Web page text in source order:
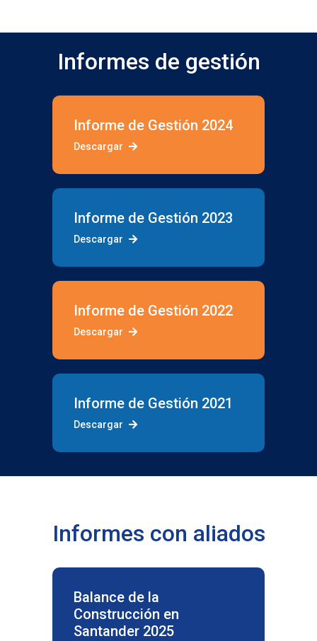
Informes de gestión
Informe de Gestión 2024
Descargar
Informe de Gestión 2023
Descargar
Informe de Gestión 2022
Descargar
Informe de Gestión 2021
Descargar
Informes con aliados
Balance de la
Construcción en
Santander 2025